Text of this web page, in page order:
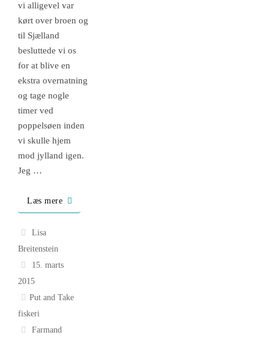
vi alligevel var
kørt over broen og
til Sjælland
besluttede vi os
for at blive en
ekstra overnatning
og tage nogle
timer ved
poppelsøen inden
vi skulle hjem
mod jylland igen.
Jeg …
Læs mere
Lisa
Breitenstein
15. marts
2015
Put and Take
fiskeri
Farmand